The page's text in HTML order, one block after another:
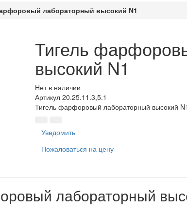
лабораторный высокий N1
Тигель
высокий N1
Нет в наличии
Артикул 20.25.11.3,5.1
Тигель фарфоровый лабораторный высокий N1
Уведомить
Пожаловаться на цену
лабораторный